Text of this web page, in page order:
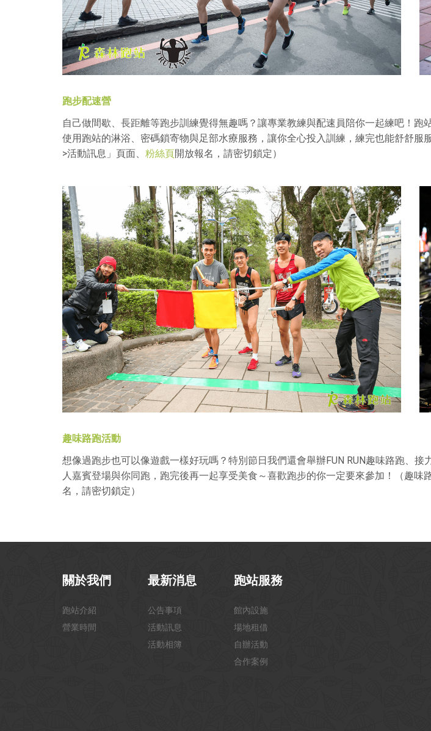
跑步配速營
自己做間歇、長距離等跑步訓練覺得無趣嗎？讓專業教練與配速員陪你一起練吧！ 跑
使用跑站的淋浴、密碼鎖寄物與足部水療服務，讓你全心投入訓練，練完也能舒舒服
>活動訊息」頁面、 粉絲頁開放報名，請密切鎖定）
趣味路跑活動
想像過跑步也可以像遊戲一樣好玩嗎？特別節日我們還會舉辦FUN RUN趣味路跑、
人嘉賓登場與你同跑，跑完後再一起享受美食～喜歡跑步的你一定要來參加！
（趣味
名，請密切鎖定）
關於我們
跑站介紹
營業時間
最新消息
公告事項
活動訊息
活動相簿
跑站服務
館內設施
場地租借
自辦活動
合作案例